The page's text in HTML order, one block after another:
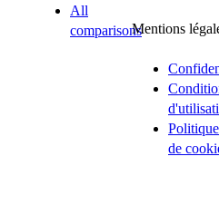
All
comparisonsMentions
Politique
de